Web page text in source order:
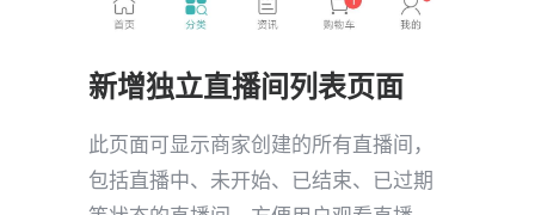
新增独立直播间列表页面
此页面可显示商家创建的所有直播间，
包括直播中、未开始、已结束、已过期